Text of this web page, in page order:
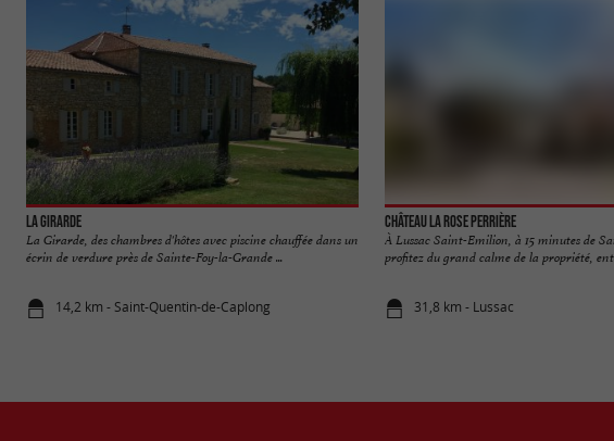
La Girarde
La Girarde, des chambres d'hôtes avec piscine chauffée dans un
écrin de verdure près de Sainte-Foy-la-Grande ...
14,2 km - Saint-Quentin-de-Caplong
Château La Rose Perrière
À Lussac Saint-Emilion, à 15 minutes de
profitez du grand calme de la propriété,
31,8 km - Lussac